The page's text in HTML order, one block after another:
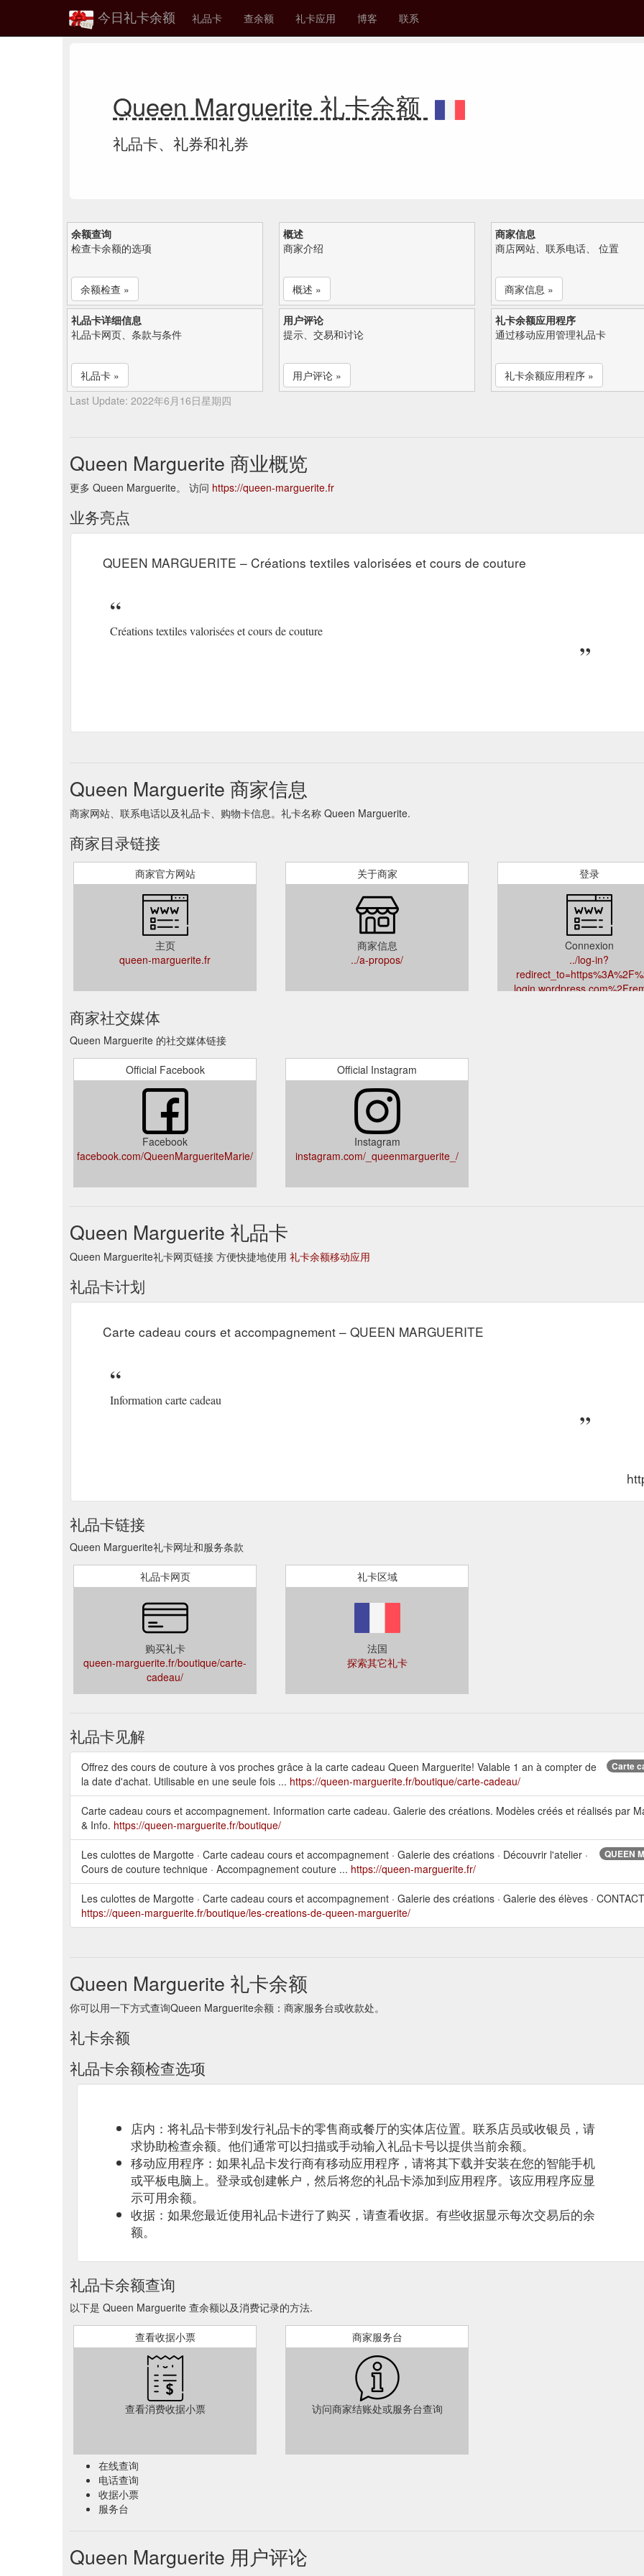
今日礼卡余额 礼品卡 查余额 礼卡应用 博客 联系
Queen Marguerite 礼卡余额
礼品卡、礼券和礼券
余额查询
检查卡余额的选项
余额检查 »
概述
商家介绍
概述 »
商家信息
商店网站、联系电话、 位置
商家信息 »
礼品卡详细信息
礼品卡网页、条款与条件
礼品卡 »
用户评论
提示、交易和讨论
用户评论 »
礼卡余额应用程序
通过移动应用管理礼品卡
礼卡余额应用程序 »
Last Update: 2022年6月16日星期四
Queen Marguerite 商业概览
更多 Queen Marguerite。 访问 https://queen-marguerite.fr
业务亮点
QUEEN MARGUERITE – Créations textiles valorisées et cours de couture
Créations textiles valorisées et cours de couture
Queen Marguerite 商家信息
商家网站、联系电话以及礼品卡、购物卡信息。礼卡名称 Queen Marguerite.
商家目录链接
商家官方网站
主页
queen-marguerite.fr
关于商家
商家信息
../a-propos/
登录
Connexion
../log-in?
商家社交媒体
Queen Marguerite 的社交媒体链接
Official Facebook
Facebook
facebook.com/QueenMargueriteMarie/
Official Instagram
Instagram
instagram.com/_queenmarguerite_/
Queen Marguerite 礼品卡
Queen Marguerite礼卡网页链接 方便快捷地使用 礼卡余额移动应用
礼品卡计划
Carte cadeau cours et accompagnement – QUEEN MARGUERITE
Information carte cadeau
礼品卡链接
Queen Marguerite礼卡网址和服务条款
礼品卡网页
购买礼卡
queen-marguerite.fr/boutique/carte-
cadeau/
礼卡区域
法国
探索其它礼卡
礼品卡见解
Carte
Offrez des cours de couture à vos proches grâce à la carte cadeau Queen Marguerite! Valable 1 an à compter de
la date d'achat. Utilisable en une seule fois ... https://queen-marguerite.fr/boutique/carte-cadeau/
Carte cadeau cours et accompagnement. Information carte cadeau. Galerie des créations. Modèles créés et réalisés par
& Info. https://queen-marguerite.fr/boutique/
QUEEN
Les culottes de Margotte · Carte cadeau cours et accompagnement · Galerie des créations · Découvrir l'atelier ·
Cours de couture technique · Accompagnement couture ... https://queen-marguerite.fr/
Les culottes de Margotte · Carte cadeau cours et accompagnement · Galerie des créations · Galerie des élèves ·
https://queen-marguerite.fr/boutique/les-creations-de-queen-marguerite/
Queen Marguerite 礼卡余额
你可以用一下方式查询Queen Marguerite余额：商家服务台或收款处。
礼卡余额
礼品卡余额检查选项
店内：将礼品卡带到发行礼品卡的零售商或餐厅的实体店位置。联系店员或收银员，请
求协助检查余额。他们通常可以扫描或手动输入礼品卡号以提供当前余额。
移动应用程序：如果礼品卡发行商有移动应用程序，请将其下载并安装在您的智能手机
或平板电脑上。登录或创建帐户，然后将您的礼品卡添加到应用程序。该应用程序应显
示可用余额。
收据：如果您最近使用礼品卡进行了购买，请查看收据。有些收据显示每次交易后的余
额。
礼品卡余额查询
以下是 Queen Marguerite 查余额以及消费记录的方法.
查看收据小票
查看消费收据小票
商家服务台
访问商家结账处或服务台查询
在线查询
电话查询
收据小票
服务台
Queen Marguerite 用户评论